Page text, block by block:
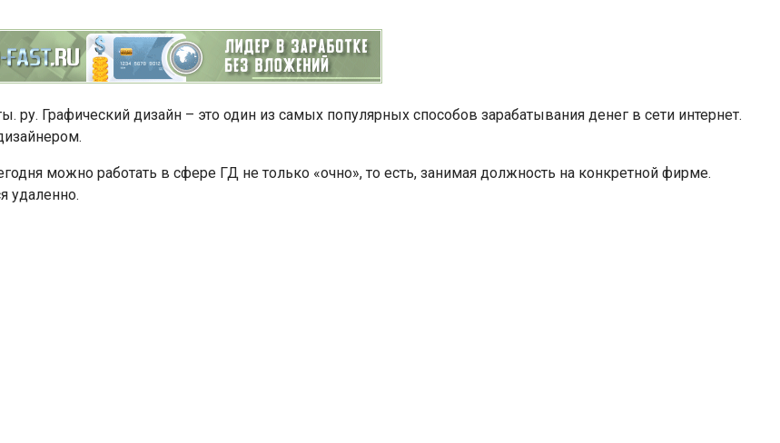
Графический дизайн – это один из самых популярных способов зарабатывания денег в сети интернет.
можно работать в сфере ГД не только «очно», то есть, занимая должность на конкретной фирме.
удаленно.